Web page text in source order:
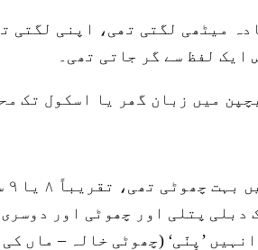
میٹھی لگتی تھی، اپنی لگتی
لفظ سے گر جاتی تھی۔
میں زبان گھر یا اسکول تک
دبلی پتلی اور چھوٹی اور
’پِنّی‘ (چھوٹی خالہ – ماں